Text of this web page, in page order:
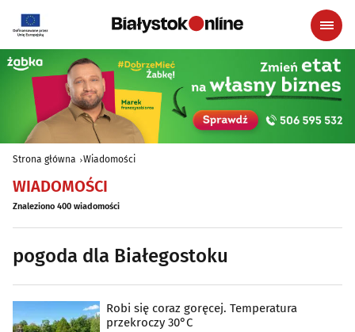
Strona główna Wiadomości
WIADOMOŚCI
Znaleziono 400 wiadomości
pogoda dla Białegostoku
Robi się coraz goręcej. Temperatura
przekroczy 30°C